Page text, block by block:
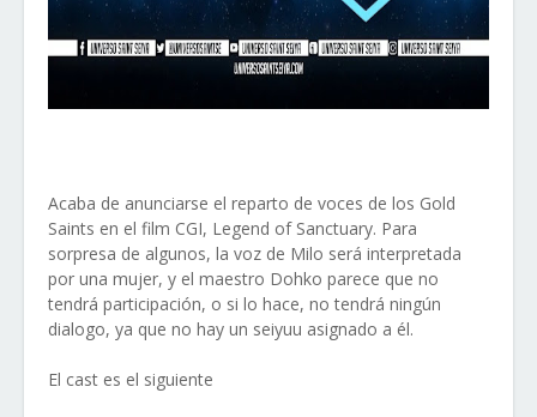
Acaba de anunciarse el reparto de voces de los Gold
Saints en el film CGI, Legend of Sanctuary. Para
sorpresa de algunos, la voz de Milo será interpretada
por una mujer, y el maestro Dohko parece que no
tendrá participación, o si lo hace, no tendrá ningún
dialogo, ya que no hay un seiyuu asignado a él.
El cast es el siguiente